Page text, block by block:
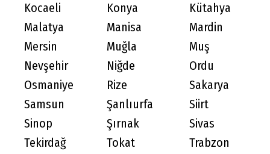
Kocaeli
Konya
Kütahya
Malatya
Manisa
Mardin
Mersin
Muğla
Muş
Nevşehir
Niğde
Ordu
Osmaniye
Rize
Sakarya
Samsun
Şanlıurfa
Siirt
Sinop
Şırnak
Sivas
Tekirdağ
Tokat
Trabzon